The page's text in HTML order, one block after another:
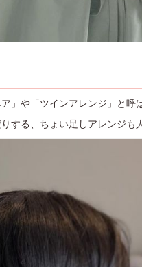
」や「ツインアレンジ」と
する、ちょい足しアレンジも